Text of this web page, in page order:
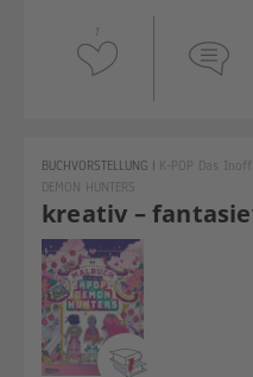
1
kreativ –
BUCHVORSTELLUNG | K-POP Das
DEMON HUNTERS